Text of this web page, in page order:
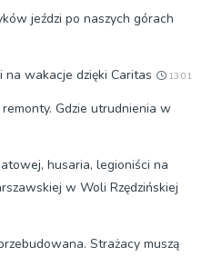
jeździ po naszych górach
wakacje dzięki Caritas 13:01
Gdzie utrudnienia w
husaria, legioniści na
w Woli Rzędzińskiej
Strażacy muszą